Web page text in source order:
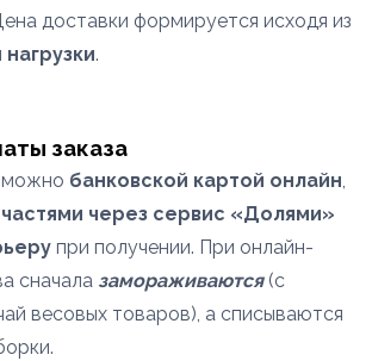
доставки формируется исходя из
нагрузки.
заказа
можно банковской картой онлайн,
частями через сервис «Долями»
при получении. При онлайн-
сначала замораживаются(с
весовых товаров), а списываются